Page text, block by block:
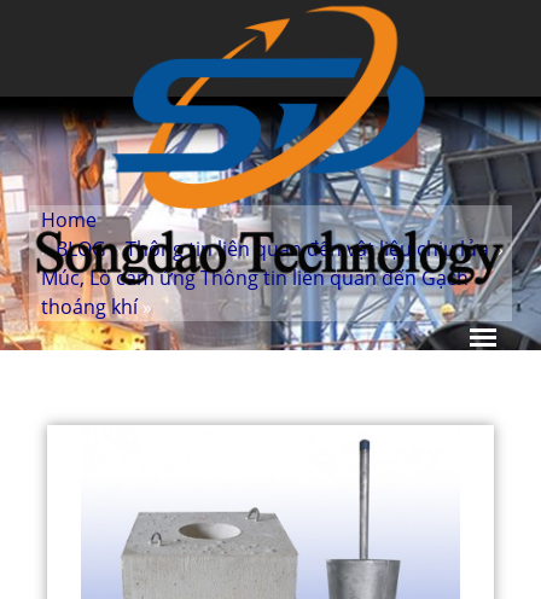
Home
»BLOG»Thông tin liên quan đến vật liệu chịu lửa»
Múc, Lò cảm ứng Thông tin liên quan đến Gạch
thoáng khí»